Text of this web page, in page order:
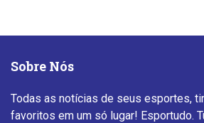
Sobre Nós
Todas as notícias de seus esportes,
favoritos em um só lugar! Esportudo.